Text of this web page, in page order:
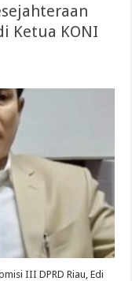
Ketua KONI
III DPRD Riau, Edi